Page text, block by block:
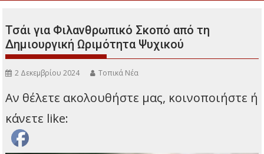
Τσάι για Φιλανθρωπικό Σκοπό από τη
Δημιουργική Ωριμότητα Ψυχικού
2 Δεκεμβρίου 2024 Τοπικά Νέα
Αν θέλετε ακολουθήστε μας, κοινοποιήστε ή
κάνετε like: